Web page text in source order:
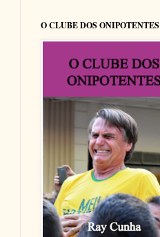
O CLUBE DOS ONIPOTENTES